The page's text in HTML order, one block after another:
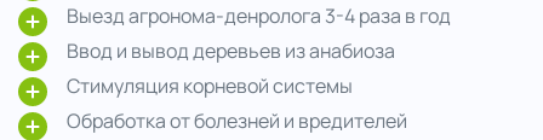
Выезд агронома-денролога 3-4 раза в год
Ввод и вывод деревьев из анабиоза
Стимуляция корневой системы
Обработка от болезней и вредителей